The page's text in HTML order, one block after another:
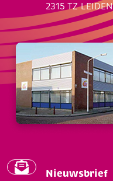
2315 TZ LEIDEN
Nieuwsbrief